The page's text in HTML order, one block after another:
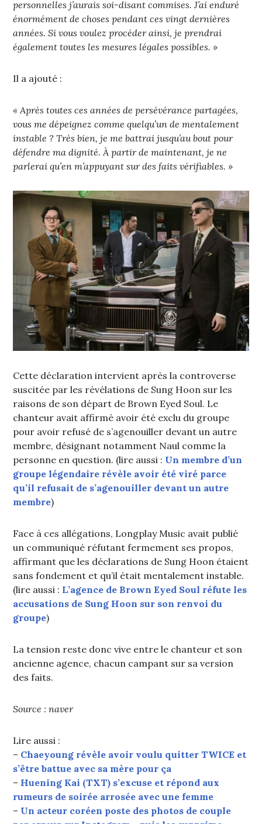
personnelles j’aurais soi-disant commises. J’ai enduré
énormément de choses pendant ces vingt dernières
années. Si vous voulez procéder ainsi, je prendrai
également toutes les mesures légales possibles. »
Il a ajouté :
« Après toutes ces années de persévérance partagées,
vous me dépeignez comme quelqu’un de mentalement
instable ? Très bien, je me battrai jusqu’au bout pour
défendre ma dignité. À partir de maintenant, je ne
parlerai qu’en m’appuyant sur des faits vérifiables. »
Cette déclaration intervient après la controverse
suscitée par les révélations de Sung Hoon sur les
raisons de son départ de Brown Eyed Soul. Le
chanteur avait affirmé avoir été exclu du groupe
pour avoir refusé de s’agenouiller devant un autre
membre, désignant notamment Naul comme la
personne en question. (lire aussi : Un membre d’un
groupe légendaire révèle avoir été viré parce
qu’il refusait de s’agenouiller devant un autre
membre)
Face à ces allégations, Longplay Music avait publié
un communiqué réfutant fermement ses propos,
affirmant que les déclarations de Sung Hoon étaient
sans fondement et qu’il était mentalement instable.
(lire aussi : L’agence de Brown Eyed Soul réfute les
accusations de Sung Hoon sur son renvoi du
groupe)
La tension reste donc vive entre le chanteur et son
ancienne agence, chacun campant sur sa version
des faits.
Source : naver
Lire aussi :
– Chaeyoung révèle avoir voulu quitter TWICE et
s’être battue avec sa mère pour ça
– Huening Kai (TXT) s’excuse et répond aux
rumeurs de soirée arrosée avec une femme
– Un acteur coréen poste des photos de couple